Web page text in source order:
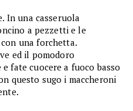
In una casseruola
a pezzetti e le
una forchetta.
ed il pomodoro
fate cuocere a fuoco basso
questo sugo i maccheroni